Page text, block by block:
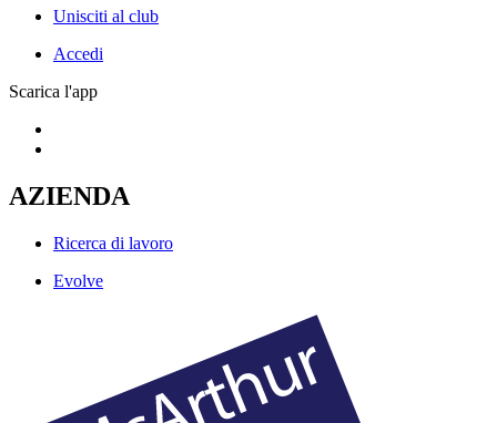
Unisciti al club
Accedi
Scarica l'app
AZIENDA
Ricerca di lavoro
Evolve